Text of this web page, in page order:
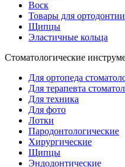
Воск
Товары для ортодонтии
Щипцы
Эластичные кольца
Стоматологические
Для ортопеда
Для терапевта
Для техника
Для фото
Лотки
Пародонтологические
Хирургические
Щипцы
Эндодонтические